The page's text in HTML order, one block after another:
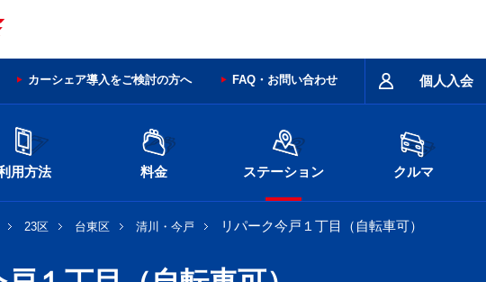
個人入会
カーシェア導入をご検討の方へ FAQ・お問い合わせ
用方法 料金 ステーション クルマ
23区 台東区 清川・今戸 リパーク今戸１丁目（自転車可）